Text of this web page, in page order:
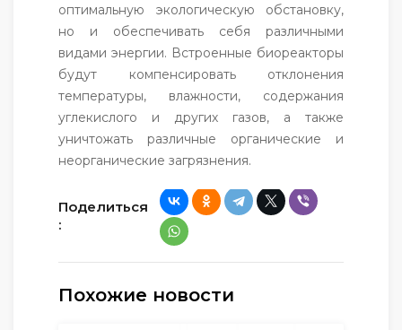
оптимальную экологическую обстановку,
но и обеспечивать себя различными
видами энергии. Встроенные биореакторы
будут компенсировать отклонения
температуры, влажности, содержания
углекислого и других газов, а также
уничтожать различные органические и
неорганические загрязнения.
Поделиться
:
Похожие новости